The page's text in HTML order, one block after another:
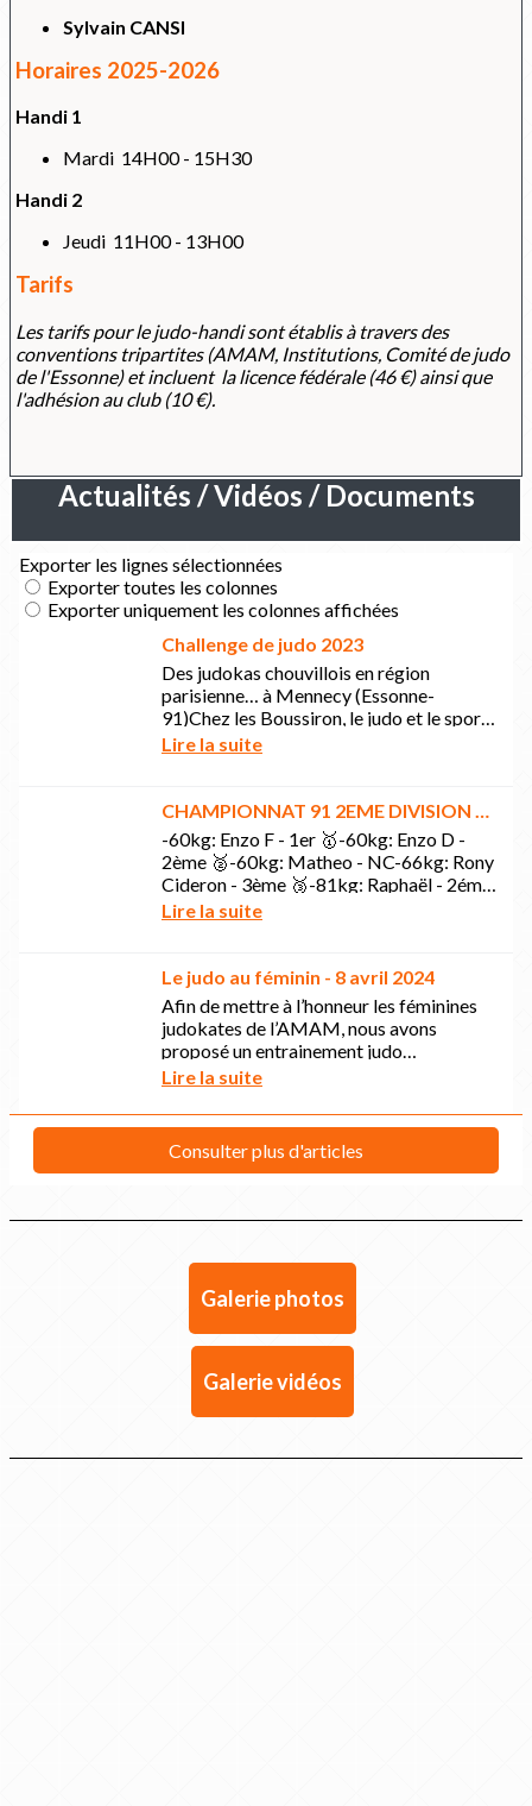
Sylvain CANSI
Horaires 2025-2026
Handi 1
Mardi 14H00 - 15H30
Handi 2
Jeudi 11H00 - 13H00
Tarifs
Les tarifs pour le judo-handi sont établis à travers des
conventions tripartites (AMAM, Institutions, Comité de judo
de l'Essonne) et incluent la licence fédérale (46 €) ainsi que
l'adhésion au club (10 €).
Actualités / Vidéos / Documents
Galerie photos
Galerie vidéos